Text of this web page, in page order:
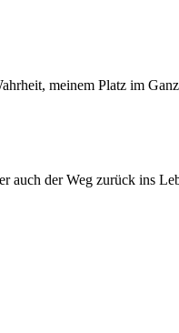
meinem Platz im
auch der Weg zurück ins